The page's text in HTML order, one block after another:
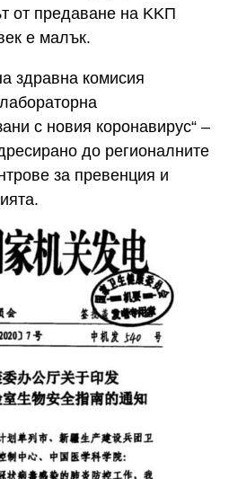
от предаване на KKП
е малък.
здравна комисия
с новия коронавирус“ –
до регионалните
за превенция и